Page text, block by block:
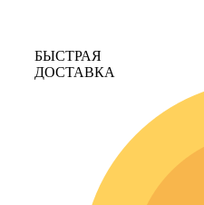
БЫСТРАЯ
ДОСТАВКА